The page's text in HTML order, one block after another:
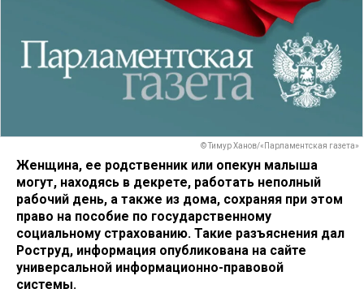
© Тимур Ханов/«Парламентская газета»
Женщина, ее родственник или опекун малыша
могут, находясь в декрете, работать неполный
рабочий день, а также из дома, сохраняя при этом
право на пособие по государственному
социальному страхованию. Такие разъяснения дал
Роструд, информация опубликована на сайте
универсальной информационно-правовой
системы.